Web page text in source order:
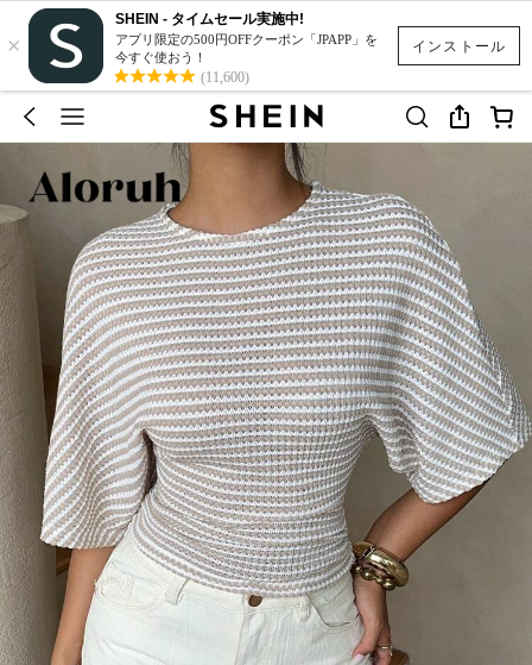
インストール
×
SHEIN - タイムセール実施中!
アプリ限定の500円OFFクーポン「JPAPP」を
今すぐ使おう！
(11,600)